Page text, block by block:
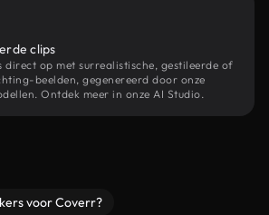
clips
direct op met surrealistische, gestileerde of
beelden, gegenereerd door onze
Ontdek meer in onze AI Studio.
voor Coverr?